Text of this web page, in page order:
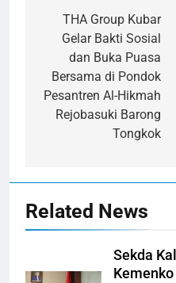
posTHA Group Kubar
Gelar Bakti Sosial
dan Buka Puasa
Bersama di Pondok
Pesantren Al-Hikmah
Rejobasuki Barong
Tongkok
Related News
Sekda